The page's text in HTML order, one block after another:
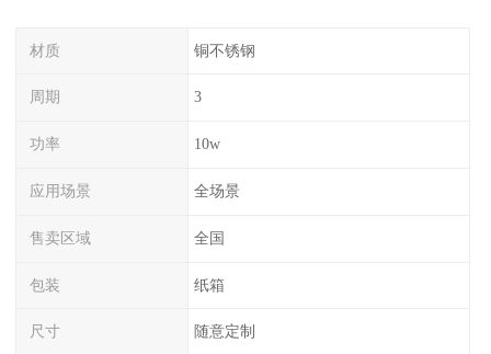
材质 铜不锈钢
周期 3
功率 10w
应用场景 全场景
售卖区域 全国
包装 纸箱
尺寸 随意定制